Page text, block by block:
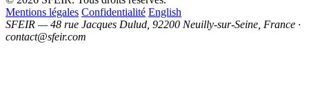
Mentions légales Confidentialité English
SFEIR — 48 rue Jacques Dulud, 92200 Neuilly-sur-Seine, France ·
contact@sfeir.com